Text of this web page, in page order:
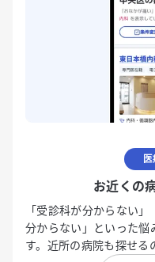
お近くの
「受診科が分からない
分からない」といった悩
す。近所の病院も探せる